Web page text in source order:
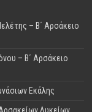
– Β΄ Αρσάκειο
– Β΄ Αρσάκειο
Εκάλης
Λυκείων